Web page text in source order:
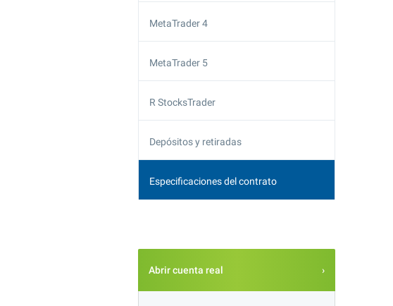
MetaTrader 4
MetaTrader 5
R StocksTrader
Depósitos y retiradas
Especificaciones del contrato
Abrir cuenta real